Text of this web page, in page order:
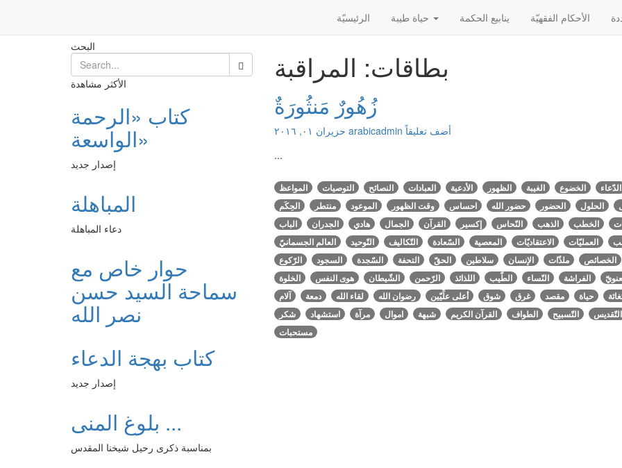
الرئیسیّة ينابيع الحكمة الأحکام الفقهیّة
بطاقات: المراقبة
زُهُورٌ مَنثُورَةٌ
arabicadminأضف تعليقاً
...
المواعظ التوصيات النصائح العبادات الأدعية الظهور الغيبة الخضوع الدّعاء
الحِكَم
منتطر الموعود وقت الظهور احساس حضور الله الحضور الحلول
الباب
الجدران هادي الجمال القرآن إكسير النّحاس الذهب الخطب
العالم الجسمانيّ
التّوحيد التّكاليف السّعادة المعصية الاعتقاديّات العمليّات
الرّكوع
السجود السّجدة التحفة الحقّ سلاطين الإنسان ملذّات الخصائص
الخلوة
هوى النفس الشّيطان الرّحمن اللذائذ الطّيب النّساء الفراشة
آلام
دمعة لقاء الله رضوان الله أعلى علِّيّين شوق غرق مقصد حياة
شكر
استشهاد مرآة اموال شبهة القرآن الكريم الطواف التّسبيح التّقديس
مستحبات
البحث
الأكثر مشاهدة
كتاب «الرحمة
الواسعة»
إصدار جديد
المباهلة
دعاء المباهلة
حوار خاص مع
سماحة السيد حسن
نصر الله
كتاب بهجة الدعاء
إصدار جديد
بلوغ المنى ...
بمناسبة ذكرى رحيل شيخنا المقدس